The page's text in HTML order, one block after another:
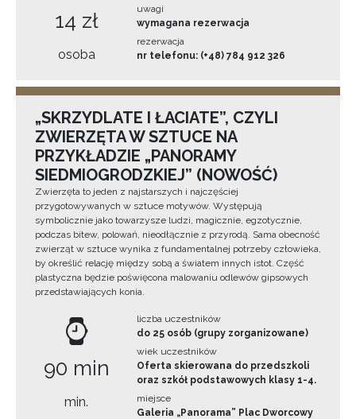
14 zł
osoba
uwagi
wymagana rezerwacja
rezerwacja
nr telefonu: (+48) 784 912 326
„SKRZYDLATE I ŁACIATE”, CZYLI
ZWIERZĘTA W SZTUCE NA
PRZYKŁADZIE „PANORAMY
SIEDMIOGRODZKIEJ” (NOWOŚĆ)
Zwierzęta to jeden z najstarszych i najczęściej
przygotowywanych w sztuce motywów. Występują
symbolicznie jako towarzysze ludzi, magicznie, egzotycznie,
podczas bitew, polowań, nieodłącznie z przyrodą. Sama obecność
zwierząt w sztuce wynika z fundamentalnej potrzeby człowieka,
by określić relację między sobą a światem innych istot. Część
plastyczna będzie poświęcona malowaniu odlewów gipsowych
przedstawiających konia.
90 min
min.
liczba uczestników
do 25 osób (grupy zorganizowane)
wiek uczestników
Oferta skierowana do przedszkoli
oraz szkół podstawowych klasy 1-4.
miejsce
Galeria „Panorama” Plac Dworcowy